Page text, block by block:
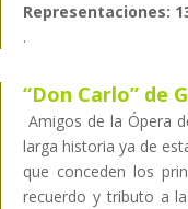
Representaciones:
.
“Don Carlo” de
Amigos de la Ópera
larga historia ya de
que conceden los
recuerdo y tributo a